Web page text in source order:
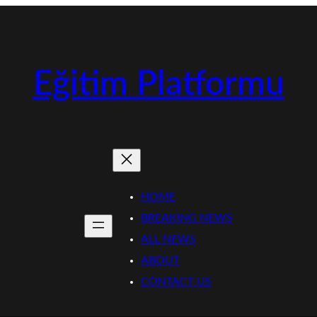
Eğitim Platformu
HOME
BREAKING NEWS
ALL NEWS
ABOUT
CONTACT US